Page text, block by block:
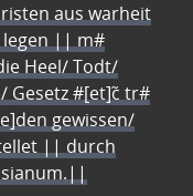
aus warheit
legen || m#
Heel/ Todt/
Gesetz #[et]c̃ tr#
gewissen/
|| durch